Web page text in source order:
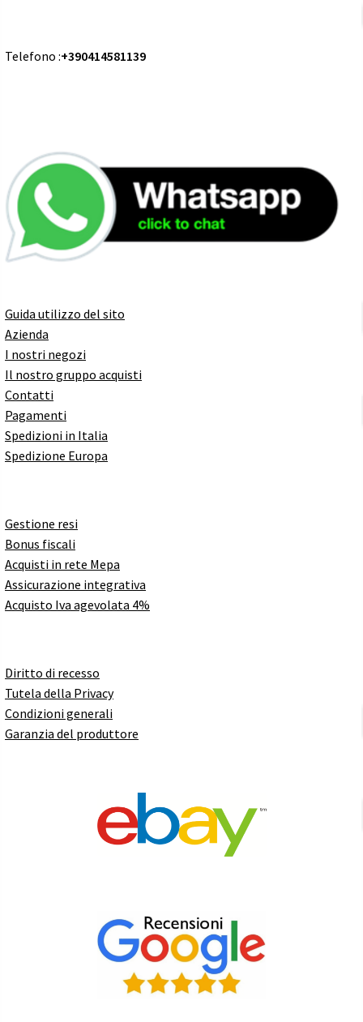
Telefono :+390414581139
Guida utilizzo del sito
Azienda
I nostri negozi
Il nostro gruppo acquisti
Contatti
Pagamenti
Spedizioni in Italia
Spedizione Europa
Gestione resi
Bonus fiscali
Acquisti in rete Mepa
Assicurazione integrativa
Acquisto Iva agevolata 4%
Diritto di recesso
Tutela della Privacy
Condizioni generali
Garanzia del produttore